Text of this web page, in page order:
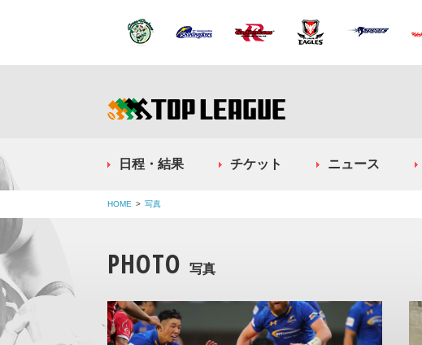
日程・結果 チケット ニュース
HOME 写真
PHOTO 写真